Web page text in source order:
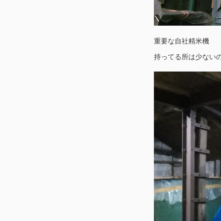
重要な自社精米機
持ってる所は少ない